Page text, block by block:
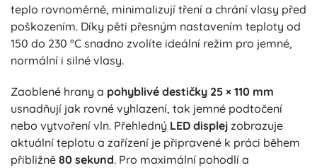
teplo rovnoměrně, minimalizují tření a chrání vlasy před
poškozením. Díky pěti přesným nastavením teploty od
150 do 230 °C snadno zvolíte ideální režim pro jemné,
normální i silné vlasy.
Zaoblené hrany a pohyblivé destičky 25 × 110 mm
usnadňují jak rovné vyhlazení, tak jemné podtočení
nebo vytvoření vln. Přehledný LED displej zobrazuje
aktuální teplotu a zařízení je připravené k práci během
přibližně 80 sekund. Pro maximální pohodlí a